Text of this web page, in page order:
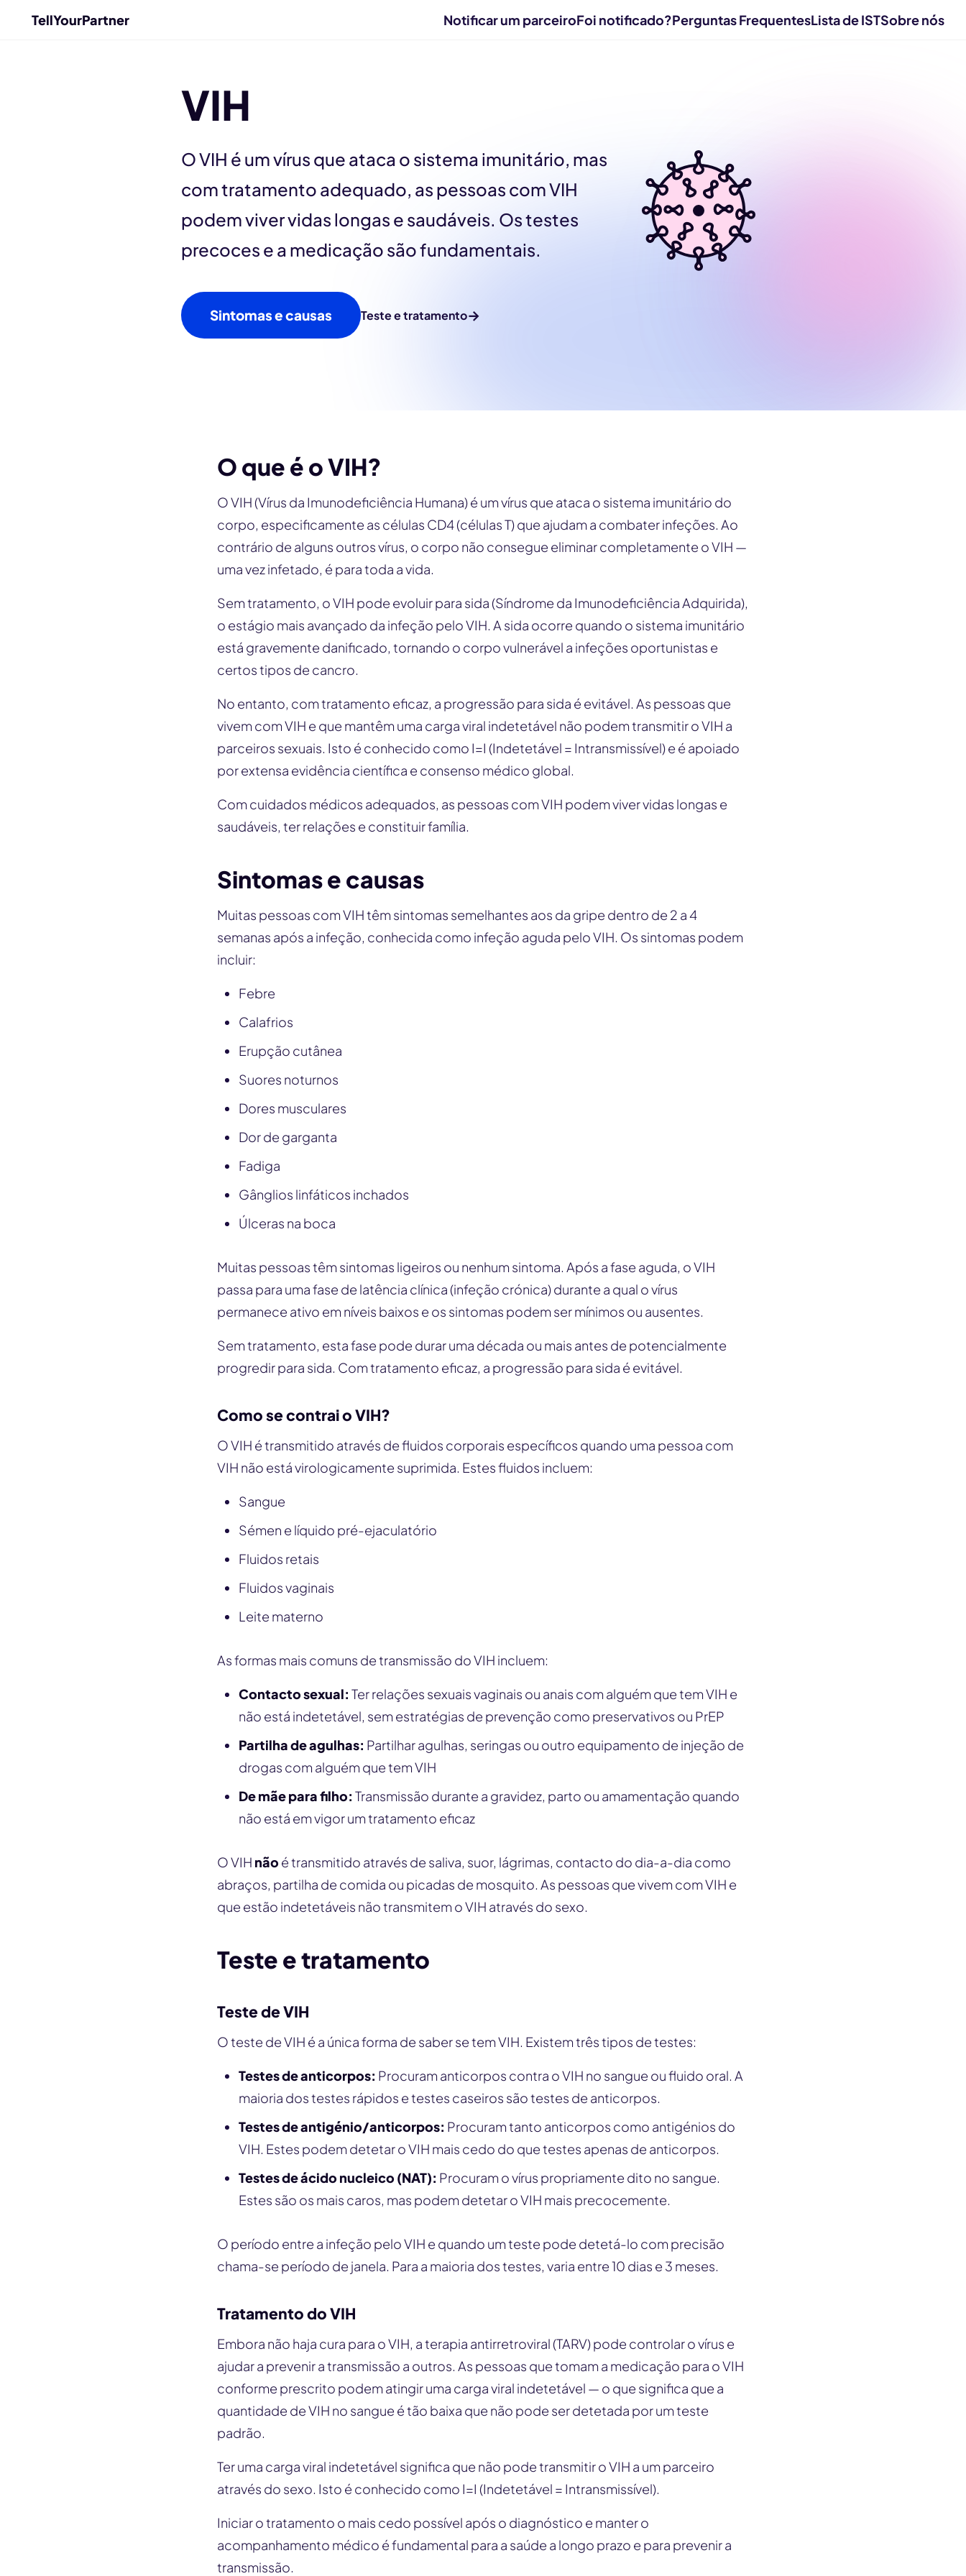
TellYourPartner Notificar um parceiroFoi notificado?Perguntas FrequentesLista de ISTSobre nós
VIH
O VIH é um vírus que ataca o sistema imunitário, mas
com tratamento adequado, as pessoas com VIH
podem viver vidas longas e saudáveis. Os testes
precoces e a medicação são fundamentais.
Sintomas e causas Teste e tratamento→
O que é o VIH?
O VIH (Vírus da Imunodeficiência Humana) é um vírus que ataca o sistema imunitário do
corpo, especificamente as células CD4 (células T) que ajudam a combater infeções. Ao
contrário de alguns outros vírus, o corpo não consegue eliminar completamente o VIH —
uma vez infetado, é para toda a vida.
Sem tratamento, o VIH pode evoluir para sida (Síndrome da Imunodeficiência Adquirida),
o estágio mais avançado da infeção pelo VIH. A sida ocorre quando o sistema imunitário
está gravemente danificado, tornando o corpo vulnerável a infeções oportunistas e
certos tipos de cancro.
No entanto, com tratamento eficaz, a progressão para sida é evitável. As pessoas que
vivem com VIH e que mantêm uma carga viral indetetável não podem transmitir o VIH a
parceiros sexuais. Isto é conhecido como I=I (Indetetável = Intransmissível) e é apoiado
por extensa evidência científica e consenso médico global.
Com cuidados médicos adequados, as pessoas com VIH podem viver vidas longas e
saudáveis, ter relações e constituir família.
Sintomas e causas
Muitas pessoas com VIH têm sintomas semelhantes aos da gripe dentro de 2 a 4
semanas após a infeção, conhecida como infeção aguda pelo VIH. Os sintomas podem
incluir:
Febre
Calafrios
Erupção cutânea
Suores noturnos
Dores musculares
Dor de garganta
Fadiga
Gânglios linfáticos inchados
Úlceras na boca
Muitas pessoas têm sintomas ligeiros ou nenhum sintoma. Após a fase aguda, o VIH
passa para uma fase de latência clínica (infeção crónica) durante a qual o vírus
permanece ativo em níveis baixos e os sintomas podem ser mínimos ou ausentes.
Sem tratamento, esta fase pode durar uma década ou mais antes de potencialmente
progredir para sida. Com tratamento eficaz, a progressão para sida é evitável.
Como se contrai o VIH?
O VIH é transmitido através de fluidos corporais específicos quando uma pessoa com
VIH não está virologicamente suprimida. Estes fluidos incluem:
Sangue
Sémen e líquido pré-ejaculatório
Fluidos retais
Fluidos vaginais
Leite materno
As formas mais comuns de transmissão do VIH incluem:
Contacto sexual: Ter relações sexuais vaginais ou anais com alguém que tem VIH e
não está indetetável, sem estratégias de prevenção como preservativos ou PrEP
Partilha de agulhas: Partilhar agulhas, seringas ou outro equipamento de injeção de
drogas com alguém que tem VIH
De mãe para filho: Transmissão durante a gravidez, parto ou amamentação quando
não está em vigor um tratamento eficaz
O VIH não é transmitido através de saliva, suor, lágrimas, contacto do dia-a-dia como
abraços, partilha de comida ou picadas de mosquito. As pessoas que vivem com VIH e
que estão indetetáveis não transmitem o VIH através do sexo.
Teste e tratamento
Teste de VIH
O teste de VIH é a única forma de saber se tem VIH. Existem três tipos de testes:
Testes de anticorpos: Procuram anticorpos contra o VIH no sangue ou fluido oral. A
maioria dos testes rápidos e testes caseiros são testes de anticorpos.
Testes de antigénio/anticorpos: Procuram tanto anticorpos como antigénios do
VIH. Estes podem detetar o VIH mais cedo do que testes apenas de anticorpos.
Testes de ácido nucleico (NAT): Procuram o vírus propriamente dito no sangue.
Estes são os mais caros, mas podem detetar o VIH mais precocemente.
O período entre a infeção pelo VIH e quando um teste pode detetá-lo com precisão
chama-se período de janela. Para a maioria dos testes, varia entre 10 dias e 3 meses.
Tratamento do VIH
Embora não haja cura para o VIH, a terapia antirretroviral (TARV) pode controlar o vírus e
ajudar a prevenir a transmissão a outros. As pessoas que tomam a medicação para o VIH
conforme prescrito podem atingir uma carga viral indetetável — o que significa que a
quantidade de VIH no sangue é tão baixa que não pode ser detetada por um teste
padrão.
Ter uma carga viral indetetável significa que não pode transmitir o VIH a um parceiro
através do sexo. Isto é conhecido como I=I (Indetetável = Intransmissível).
Iniciar o tratamento o mais cedo possível após o diagnóstico e manter o
acompanhamento médico é fundamental para a saúde a longo prazo e para prevenir a
transmissão.